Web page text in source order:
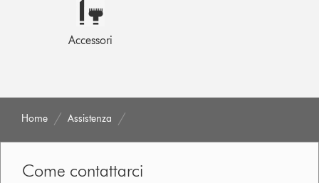
Accessori
Home Assistenza
Come contattarci